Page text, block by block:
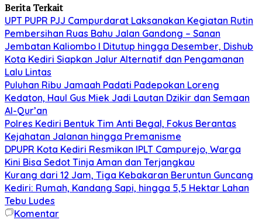
Berita Terkait
UPT PUPR PJJ Campurdarat Laksanakan Kegiatan Rutin
Pembersihan Ruas Bahu Jalan Gandong – Sanan
Jembatan Kaliombo I Ditutup hingga Desember, Dishub
Kota Kediri Siapkan Jalur Alternatif dan Pengamanan
Lalu Lintas
Puluhan Ribu Jamaah Padati Padepokan Loreng
Kedaton, Haul Gus Miek Jadi Lautan Dzikir dan Semaan
Al-Qur’an
Polres Kediri Bentuk Tim Anti Begal, Fokus Berantas
Kejahatan Jalanan hingga Premanisme
DPUPR Kota Kediri Resmikan IPLT Campurejo, Warga
Kini Bisa Sedot Tinja Aman dan Terjangkau
Kurang dari 12 Jam, Tiga Kebakaran Beruntun Guncang
Kediri: Rumah, Kandang Sapi, hingga 5,5 Hektar Lahan
Tebu Ludes
Komentar